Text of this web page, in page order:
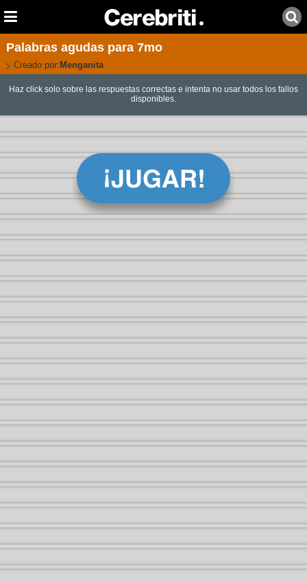
Palabras agudas para 7mo
Creado por: Menganita
Haz click solo sobre las respuestas correctas e intenta no usar todos los fallos
disponibles.